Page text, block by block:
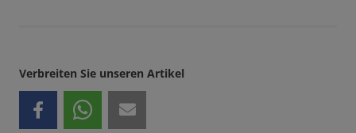
Verbreiten Sie unseren Artikel